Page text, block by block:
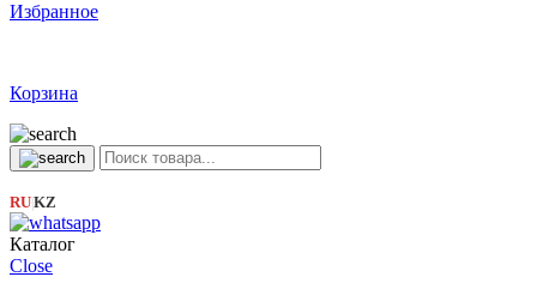
Избранное
Корзина
RU|KZ
Каталог
Close